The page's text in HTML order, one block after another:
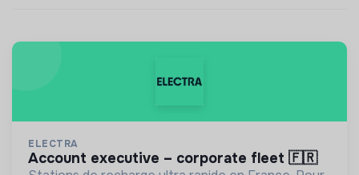
ELECTRA
account executive – corporate fleet 🇫🇷